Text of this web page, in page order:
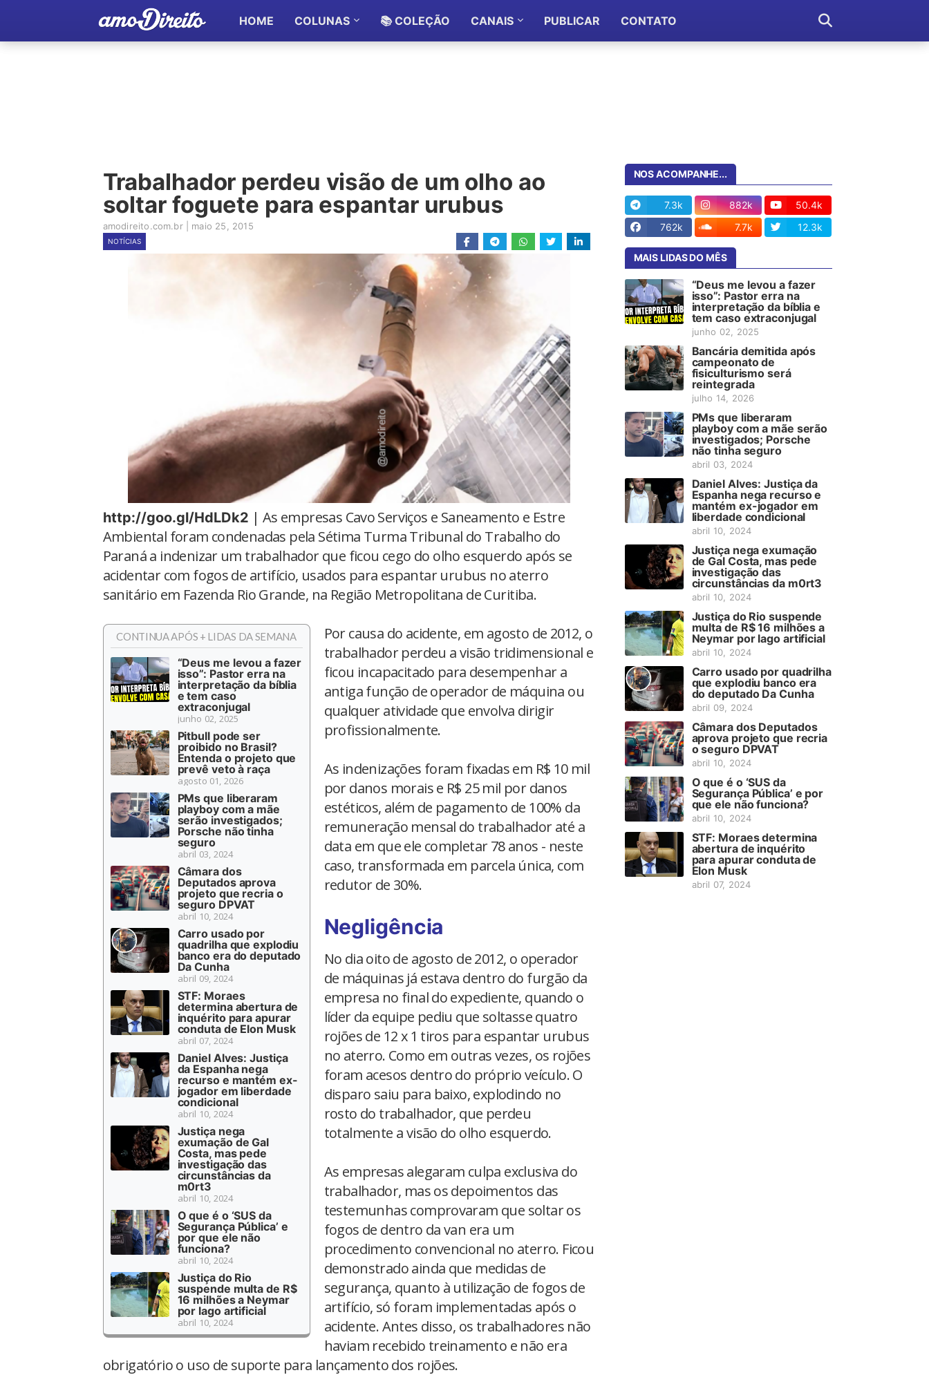
HOME COLUNAS 📚 COLEÇÃO CANAIS PUBLICAR CONTATO
Trabalhador perdeu visão de um olho ao
soltar foguete para espantar urubus
amodireito.com.br maio 25, 2015
NOTÍCIAS
http://goo.gl/HdLDk2 | As empresas Cavo Serviços e Saneamento e Estre
Ambiental foram condenadas pela Sétima Turma Tribunal do Trabalho do
Paraná a indenizar um trabalhador que ficou cego do olho esquerdo após se
acidentar com fogos de artifício, usados para espantar urubus no aterro
sanitário em Fazenda Rio Grande, na Região Metropolitana de Curitiba.
CONTINUA APÓS + LIDAS DA SEMANA
“Deus me levou a fazer
isso”: Pastor erra na
interpretação da bíblia
e tem caso
extraconjugal
junho 02, 2025
Pitbull pode ser
proibido no Brasil?
Entenda o projeto que
prevê veto à raça
agosto 01, 2026
PMs que liberaram
playboy com a mãe
serão investigados;
Porsche não tinha
seguro
abril 03, 2024
Câmara dos
Deputados aprova
projeto que recria o
seguro DPVAT
abril 10, 2024
Carro usado por
quadrilha que explodiu
banco era do deputado
Da Cunha
abril 09, 2024
STF: Moraes
determina abertura de
inquérito para apurar
conduta de Elon Musk
abril 07, 2024
Daniel Alves: Justiça
da Espanha nega
recurso e mantém ex-
jogador em liberdade
condicional
abril 10, 2024
Justiça nega
exumação de Gal
Costa, mas pede
investigação das
circunstâncias da
m0rt3
abril 10, 2024
O que é o ‘SUS da
Segurança Pública’ e
por que ele não
funciona?
abril 10, 2024
Justiça do Rio
suspende multa de R$
16 milhões a Neymar
por lago artificial
abril 10, 2024
Por causa do acidente, em agosto de 2012, o
trabalhador perdeu a visão tridimensional e
ficou incapacitado para desempenhar a
antiga função de operador de máquina ou
qualquer atividade que envolva dirigir
profissionalmente.
As indenizações foram fixadas em R$ 10 mil
por danos morais e R$ 25 mil por danos
estéticos, além de pagamento de 100% da
remuneração mensal do trabalhador até a
data em que ele completar 78 anos - neste
caso, transformada em parcela única, com
redutor de 30%.
Negligência
No dia oito de agosto de 2012, o operador
de máquinas já estava dentro do furgão da
empresa no final do expediente, quando o
líder da equipe pediu que soltasse quatro
rojões de 12 x 1 tiros para espantar urubus
no aterro. Como em outras vezes, os rojões
foram acesos dentro do próprio veículo. O
disparo saiu para baixo, explodindo no
rosto do trabalhador, que perdeu
totalmente a visão do olho esquerdo.
As empresas alegaram culpa exclusiva do
trabalhador, mas os depoimentos das
testemunhas comprovaram que soltar os
fogos de dentro da van era um
procedimento convencional no aterro. Ficou
demonstrado ainda que medidas de
segurança, quanto à utilização de fogos de
artifício, só foram implementadas após o
acidente. Antes disso, os trabalhadores não
haviam recebido treinamento e não era
obrigatório o uso de suporte para lançamento dos rojões.
NOS ACOMPANHE...
7.3k 882k
50.4k
762k
7.7k 12.3k
MAIS LIDAS DO MÊS
“Deus me levou a fazer
isso”: Pastor erra na
interpretação da bíblia e
tem caso extraconjugal
junho 02, 2025
Bancária demitida após
campeonato de
fisiculturismo será
reintegrada
julho 14, 2026
PMs que liberaram
playboy com a mãe serão
investigados; Porsche
não tinha seguro
abril 03, 2024
Daniel Alves: Justiça da
Espanha nega recurso e
mantém ex-jogador em
liberdade condicional
abril 10, 2024
Justiça nega exumação
de Gal Costa, mas pede
investigação das
circunstâncias da m0rt3
abril 10, 2024
Justiça do Rio suspende
multa de R$ 16 milhões a
Neymar por lago artificial
abril 10, 2024
Carro usado por quadrilha
que explodiu banco era
do deputado Da Cunha
abril 09, 2024
Câmara dos Deputados
aprova projeto que recria
o seguro DPVAT
abril 10, 2024
O que é o ‘SUS da
Segurança Pública’ e por
que ele não funciona?
abril 10, 2024
STF: Moraes determina
abertura de inquérito
para apurar conduta de
Elon Musk
abril 07, 2024